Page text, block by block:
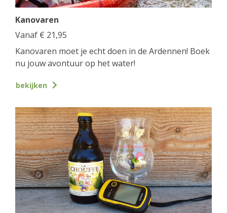
Kanovaren
Vanaf € 21,95
Kanovaren moet je echt doen in de Ardennen! Boek
nu jouw avontuur op het water!
bekijken